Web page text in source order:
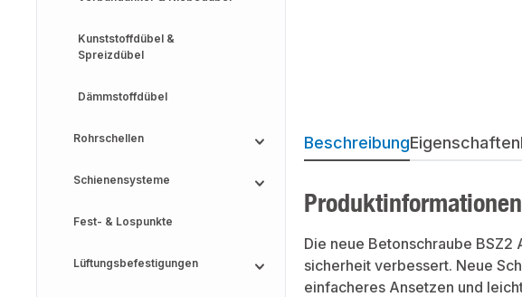
Kunststoffdübel &
Spreizdübel
Dämmstoffdübel
Rohrschellen
Schienensysteme
Fest- & Lospunkte
Lüftungsbefestigungen
BeschreibungEigenschaften
Die neue Betonschraube
sicherheit verbessert. Neue
einfacheres Ansetzen und